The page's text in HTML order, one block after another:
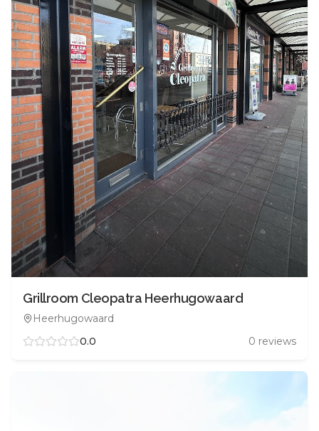
Grillroom Cleopatra Heerhugowaard
Heerhugowaard
0.0
0 reviews